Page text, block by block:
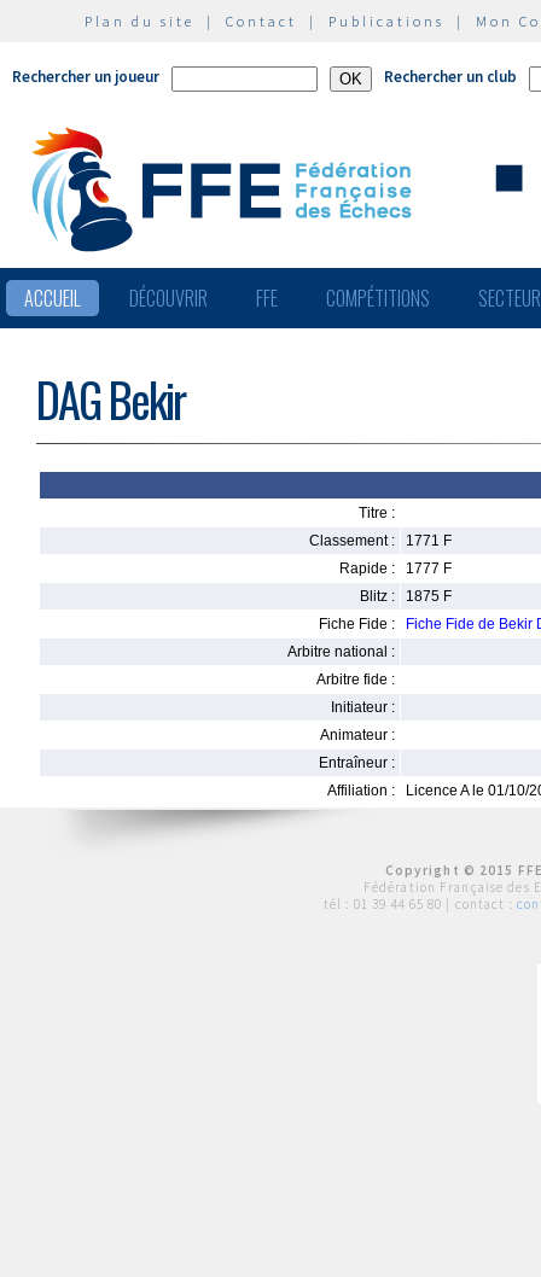
Plan du site | Contact | Publications | Mon
Rechercher un joueur Rechercher un club
ACCUEIL DÉCOUVRIR FFE COMPÉTITIONS
DAG Bekir
Titre :
Classement :
1771 F
Rapide :
1777 F
Blitz :
1875 F
Fiche Fide :
Fiche Fide de Bekir
Arbitre national :
Arbitre fide :
Initiateur :
Animateur :
Entraîneur :
Affiliation :
Licence A le 01/10/
Copyright © 2015
Fédération Française des
tél : 01 39 44 65 80 | contact :